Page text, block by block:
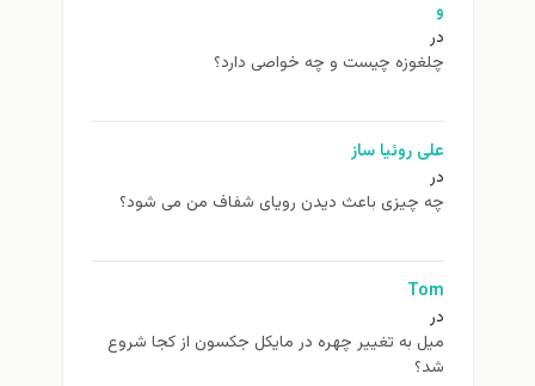
و
در
چلغوزه چیست و چه خواصی دارد؟
علی روئیا ساز
در
چه چیزی باعث دیدن رویای شفاف من می شود؟
Tom
در
ميل به تغيير چهره در مایکل جکسون از كجا شروع
شد؟